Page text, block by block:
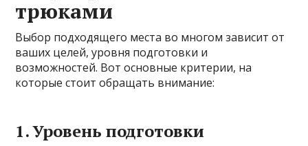
трюками
Выбор подходящего места во многом зависит от
ваших целей, уровня подготовки и
возможностей. Вот основные критерии, на
которые стоит обращать внимание:
1. Уровень подготовки